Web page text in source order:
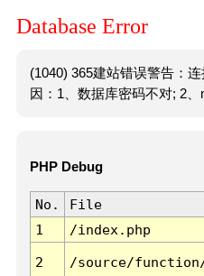
Database Error
(1040) 365建站错误警告：
因：1、数据库密码不对; 2、
PHP Debug
No. File
1
/index.php
2 /source/